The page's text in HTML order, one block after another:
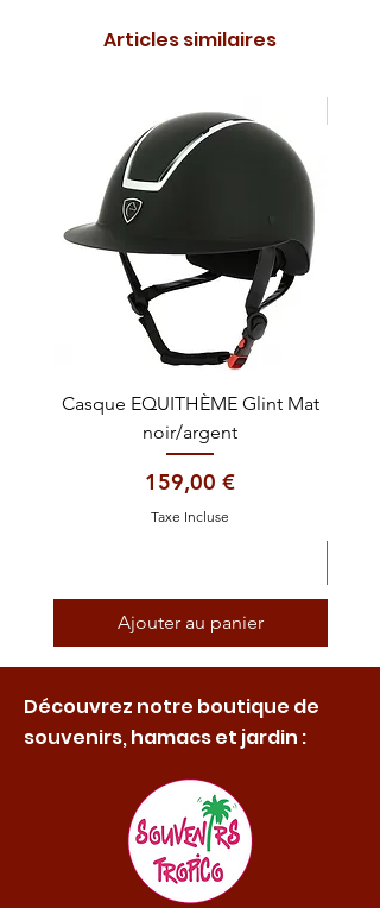
Articles similaires
Casque EQUITHÈME Glint Mat
noir/argent
Prix
159,00 €
Taxe Incluse
Ajouter au panier
Découvrez notre boutique de
souvenirs, hamacs et jardin :